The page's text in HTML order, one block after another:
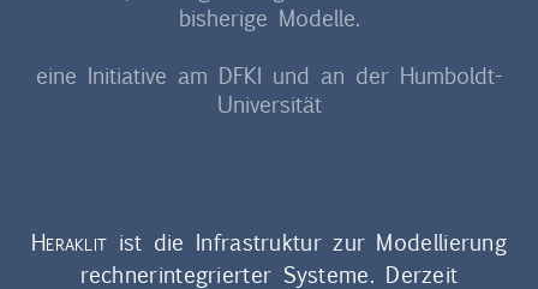
bisherige Modelle.
eine Initiative am DFKI und an der Humboldt-
Universität
Heraklit ist die Infrastruktur zur Modellierung
rechnerintegrierter Systeme. Derzeit